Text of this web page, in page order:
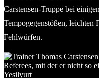
Carstensen-Truppe bei
Tempogegenstößen, leichten
Fehlwürfen.